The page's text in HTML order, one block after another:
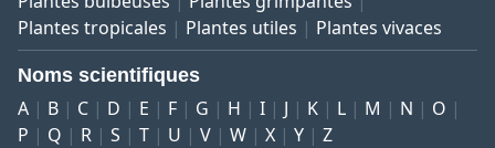
Plantes tropicales
Plantes utiles Plantes vivaces
Noms scientifiques
A B C D E F G H I J K L M N
O
P
Q R S T U V W X Y Z